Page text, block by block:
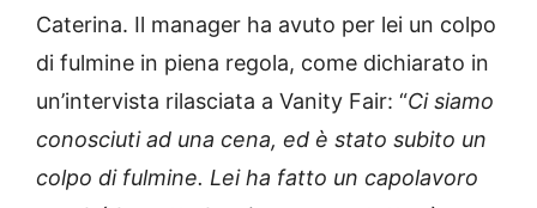
Caterina. Il manager ha avuto per lei un colpo
di fulmine in piena regola, come dichiarato in
un’intervista rilasciata a Vanity Fair: “Ci siamo
conosciuti ad una cena, ed è stato subito un
colpo di fulmine. Lei ha fatto un capolavoro